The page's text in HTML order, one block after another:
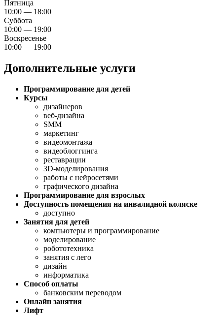
Пятница
10:00 — 18:00
Суббота
10:00 — 19:00
Воскресенье
10:00 — 19:00
Дополнительные услуги
Программирование для детей
Курсы
дизайнеров
веб-дизайна
SMM
маркетинг
видеомонтажа
видеоблоггинга
реставрации
3D-моделирования
работы с нейросетями
графического дизайна
Программирование для взрослых
Доступность помещения на инвалидной коляске
доступно
Занятия для детей
компьютеры и программирование
моделирование
робототехника
занятия с лего
дизайн
информатика
Способ оплаты
банковским переводом
Онлайн занятия
Лифт